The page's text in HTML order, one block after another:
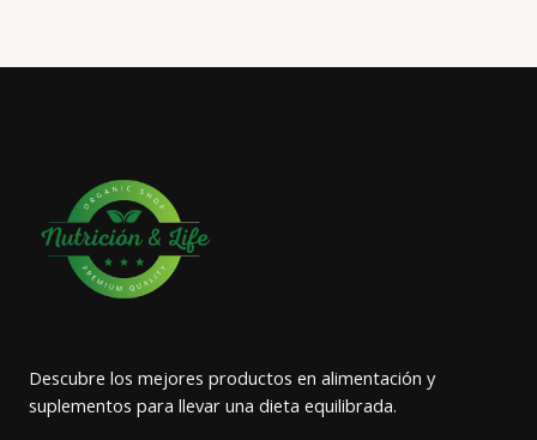
Descubre los mejores productos en alimentación y
suplementos para llevar una dieta equilibrada.